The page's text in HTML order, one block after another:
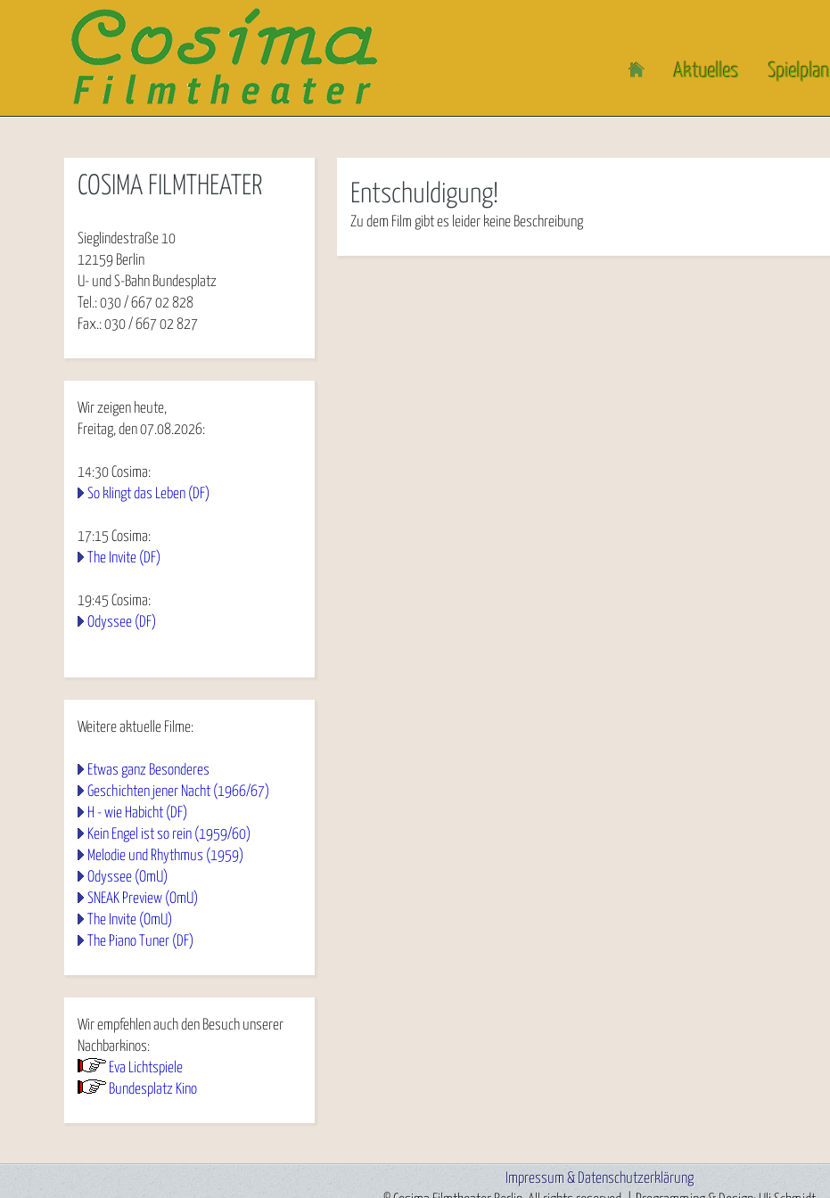
Aktuelles Spielplan
COSIMA FILMTHEATER
Sieglindestraße 10
12159 Berlin
U- und S-Bahn Bundesplatz
Tel.: 030 / 667 02 828
Fax.: 030 / 667 02 827
Wir zeigen heute,
Freitag, den 07.08.2026:
14:30Cosima:
So klingt das Leben (DF)
17:15 Cosima:
The Invite (DF)
19:45 Cosima:
Odyssee (DF)
Weitere aktuelle Filme:
Etwas ganz Besonderes
Geschichten jener Nacht (1966/67)
H - wie Habicht (DF)
Kein Engel ist so rein (1959/60)
Melodie und Rhythmus (1959)
Odyssee (OmU)
SNEAK Preview (OmU)
The Invite (OmU)
The Piano Tuner (DF)
Wir empfehlen auch den Besuch unserer
Nachbarkinos:
Eva Lichtspiele
Bundesplatz Kino
Entschuldigung!
Zu dem Film gibt es leider keine Beschreibung
Impressum & Datenschutzerklärung